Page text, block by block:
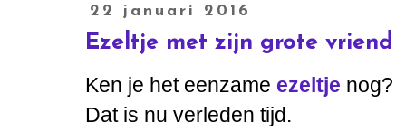
22 januari 2016
Ezeltje met zijn grote vriend
Ken je het eenzame ezeltje nog?
Dat is nu verleden tijd.